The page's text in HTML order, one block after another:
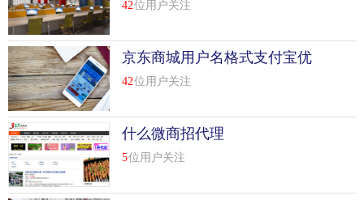
42位用户关注
京东商城用户名格式支付宝优
惠券兑换码
42位用户关注
什么微商招代理
5位用户关注